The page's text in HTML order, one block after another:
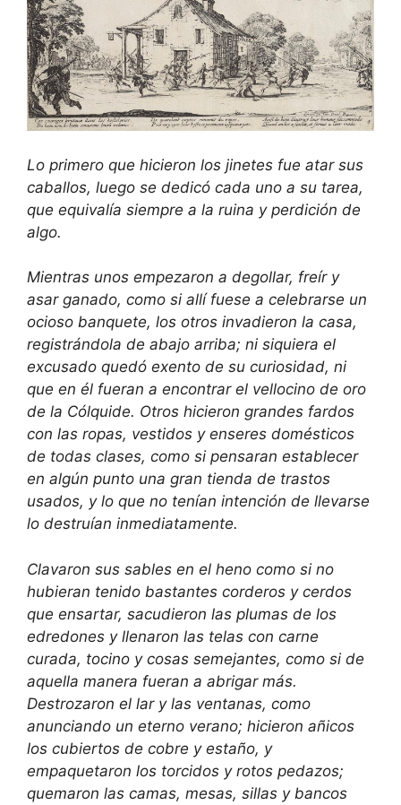
Lo primero que hicieron los jinetes fue atar sus
caballos, luego se dedicó cada uno a su tarea,
que equivalía siempre a la ruina y perdición de
algo.
Mientras unos empezaron a degollar, freír y
asar ganado, como si allí fuese a celebrarse un
ocioso banquete, los otros invadieron la casa,
registrándola de abajo arriba; ni siquiera el
excusado quedó exento de su curiosidad, ni
que en él fueran a encontrar el vellocino de oro
de la Cólquide. Otros hicieron grandes fardos
con las ropas, vestidos y enseres domésticos
de todas clases, como si pensaran establecer
en algún punto una gran tienda de trastos
usados, y lo que no tenían intención de llevarse
lo destruían inmediatamente.
Clavaron sus sables en el heno como si no
hubieran tenido bastantes corderos y cerdos
que ensartar, sacudieron las plumas de los
edredones y llenaron las telas con carne
curada, tocino y cosas semejantes, como si de
aquella manera fueran a abrigar más.
Destrozaron el lar y las ventanas, como
anunciando un eterno verano; hicieron añicos
los cubiertos de cobre y estaño, y
empaquetaron los torcidos y rotos pedazos;
quemaron las camas, mesas, sillas y bancos